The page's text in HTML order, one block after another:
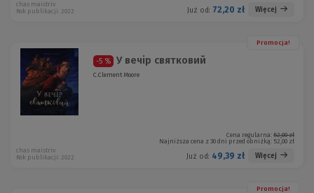
Już od: 72,20 zł Więcej
chas maistriv
Rok publikacji: 2022
Promocja!
-5 % У вечір святковий
C.Clement Moore
Cena regularna: 52,00 zł
Najniższa cena z 30 dni przed obniżką: 52,00 zł
Już od: 49,39 zł Więcej
chas maistriv
Rok publikacji: 2022
Promocja!